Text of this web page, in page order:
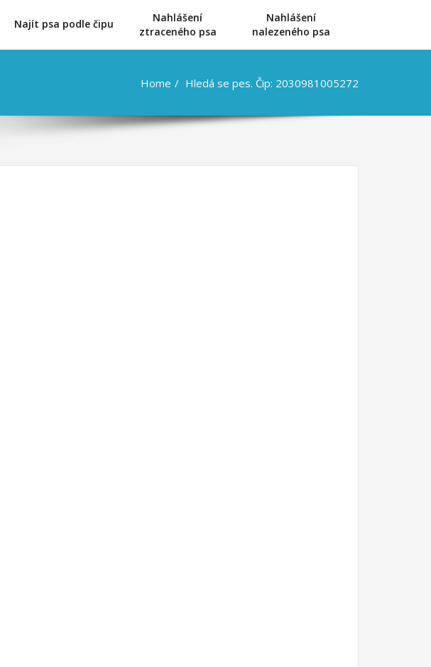
Najít psa podle čipu
Nahlášení
ztraceného psa
Nahlášení
nalezeného psa
Home Hledá se pes. Čip: 2030981005272